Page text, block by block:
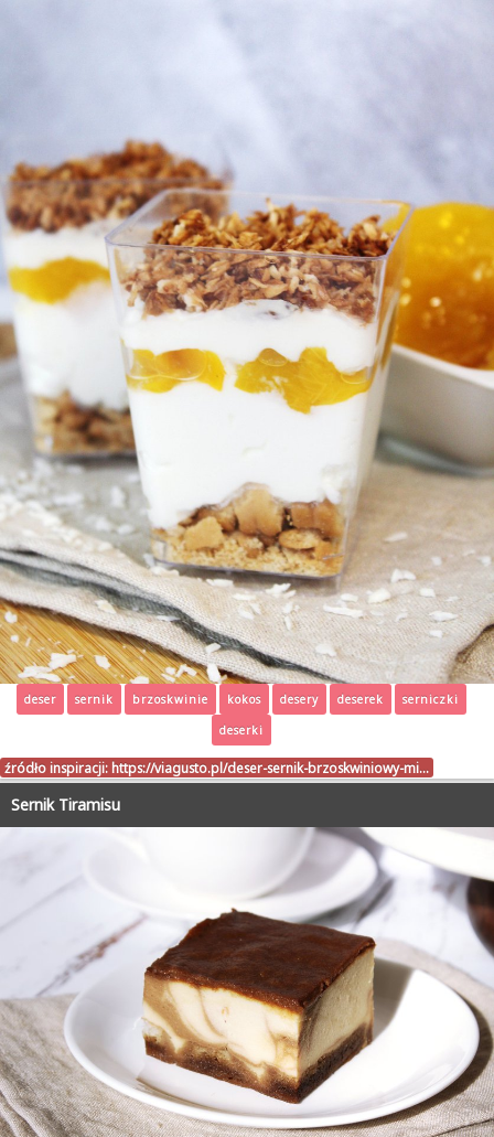
deser sernik brzoskwinie kokos desery deserek
serniczki
deserki
źródło inspiracji: https://viagusto.pl/deser-sernik-brzoskwiniowy-mi…
Sernik Tiramisu